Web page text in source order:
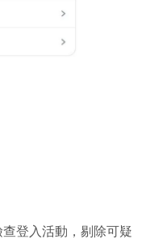
登入活動，剔除可疑